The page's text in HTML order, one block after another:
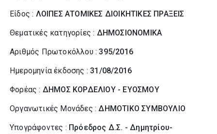
Είδος : ΛΟΙΠΕΣ ΑΤΟΜΙΚΕΣ ΔΙΟΙΚΗΤΙΚΕΣ ΠΡΑΞΕΙΣ
Θεματικές κατηγορίες : ΔΗΜΟΣΙΟΝΟΜΙΚΑ
Αριθμός Πρωτοκόλλου :395/2016
Ημερομηνία έκδοσης :31/08/2016
Φορέας : ΔΗΜΟΣ ΚΟΡΔΕΛΙΟΥ - ΕΥΟΣΜΟΥ
Οργανωτικές Μονάδες :ΔΗΜΟΤΙΚΟ ΣΥΜΒΟΥΛΙΟ
Υπογράφοντες : Πρόεδρος Δ.Σ. - Δημητρίου-